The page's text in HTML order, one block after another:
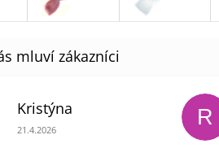
Kristýna
Hodnocení obchodu je 5 z 5 hvězdiček.
21.4.2026 R